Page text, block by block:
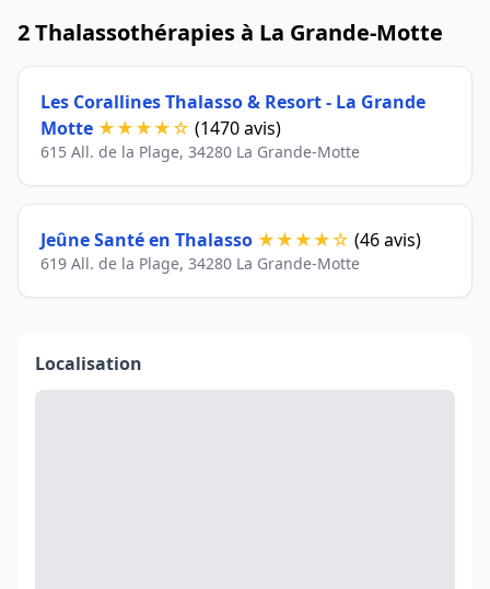
2 Thalassothérapies à La Grande-Motte
Les Corallines Thalasso & Resort - La Grande
Motte ★★★★☆ (1470 avis)
615 All. de la Plage, 34280 La Grande-Motte
Jeûne Santé en Thalasso ★★★★☆ (46 avis)
619 All. de la Plage, 34280 La Grande-Motte
Localisation